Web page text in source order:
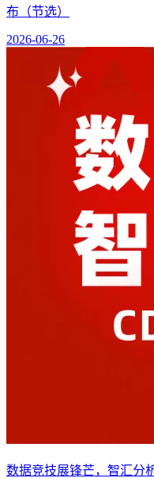
布（节选）
2026-06-26
数据竞技展锋芒，智汇分